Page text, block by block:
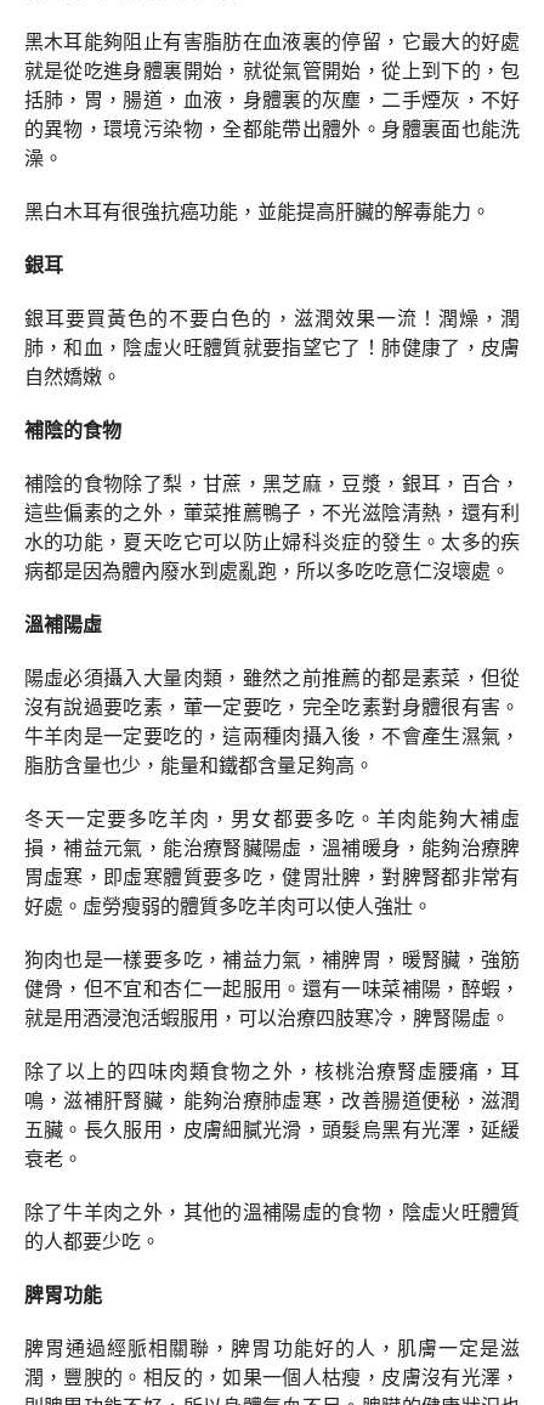
黑木耳能夠阻止有害脂肪在血液裏的停留，它最大的好處
就是從吃進身體裏開始，就從氣管開始，從上到下的，包
括肺，胃，腸道，血液，身體裏的灰塵，二手煙灰，不好
的異物，環境污染物，全都能帶出體外。身體裏面也能洗
澡。
黑白木耳有很強抗癌功能，並能提高肝臟的解毒能力。
銀耳
銀耳要買黃色的不要白色的，滋潤效果一流！潤燥，潤
肺，和血，陰虛火旺體質就要指望它了！肺健康了，皮膚
自然嬌嫩。
補陰的食物
補陰的食物除了梨，甘蔗，黑芝麻，豆漿，銀耳，百合，
這些偏素的之外，葷菜推薦鴨子，不光滋陰清熱，還有利
水的功能，夏天吃它可以防止婦科炎症的發生。太多的疾
病都是因為體內廢水到處亂跑，所以多吃吃意仁沒壞處。
溫補陽虛
陽虛必須攝入大量肉類，雖然之前推薦的都是素菜，但從
沒有說過要吃素，葷一定要吃，完全吃素對身體很有害。
牛羊肉是一定要吃的，這兩種肉攝入後，不會產生濕氣，
脂肪含量也少，能量和鐵都含量足夠高。
冬天一定要多吃羊肉，男女都要多吃。羊肉能夠大補虛
損，補益元氣，能治療腎臟陽虛，溫補暖身，能夠治療脾
胃虛寒，即虛寒體質要多吃，健胃壯脾，對脾腎都非常有
好處。虛勞瘦弱的體質多吃羊肉可以使人強壯。
狗肉也是一樣要多吃，補益力氣，補脾胃，暖腎臟，強筋
健骨，但不宜和杏仁一起服用。還有一味菜補陽，醉蝦，
就是用酒浸泡活蝦服用，可以治療四肢寒冷，脾腎陽虛。
除了以上的四味肉類食物之外，核桃治療腎虛腰痛，耳
鳴，滋補肝腎臟，能夠治療肺虛寒，改善腸道便秘，滋潤
五臟。長久服用，皮膚細膩光滑，頭髮烏黑有光澤，延緩
衰老。
除了牛羊肉之外，其他的溫補陽虛的食物，陰虛火旺體質
的人都要少吃。
脾胃功能
脾胃通過經脈相關聯，脾胃功能好的人，肌膚一定是滋
潤，豐腴的。相反的，如果一個人枯瘦，皮膚沒有光澤，